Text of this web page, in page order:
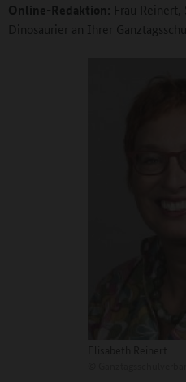
Online-Redaktion: Frau Reinert,
Dinosaurier an Ihrer